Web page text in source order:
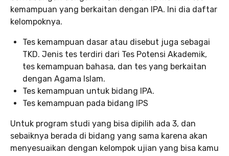
kemampuan yang berkaitan dengan IPA. Ini dia daftar
kelompoknya.
Tes kemampuan dasar atau disebut juga sebagai
TKD. Jenis tes terdiri dari Tes Potensi Akademik,
tes kemampuan bahasa, dan tes yang berkaitan
dengan Agama Islam.
Tes kemampuan untuk bidang IPA.
Tes kemampuan pada bidang IPS
Untuk program studi yang bisa dipilih ada 3, dan
sebaiknya berada di bidang yang sama karena akan
menyesuaikan dengan kelompok ujian yang bisa kamu